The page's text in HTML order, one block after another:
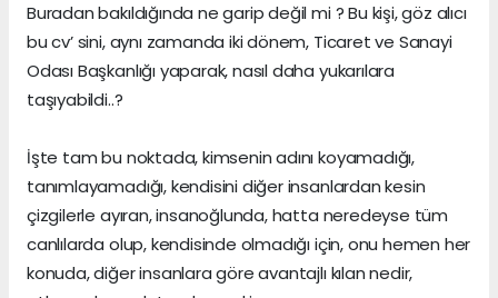
Buradan bakıldığında ne garip değil mi ? Bu kişi, göz alıcı
bu cv’ sini, aynı zamanda iki dönem, Ticaret ve Sanayi
Odası Başkanlığı yaparak, nasıl daha yukarılara
taşıyabildi..?
İşte tam bu noktada, kimsenin adını koyamadığı,
tanımlayamadığı, kendisini diğer insanlardan kesin
çizgilerle ayıran, insanoğlunda, hatta neredeyse tüm
canlılarda olup, kendisinde olmadığı için, onu hemen her
konuda, diğer insanlara göre avantajlı kılan nedir,